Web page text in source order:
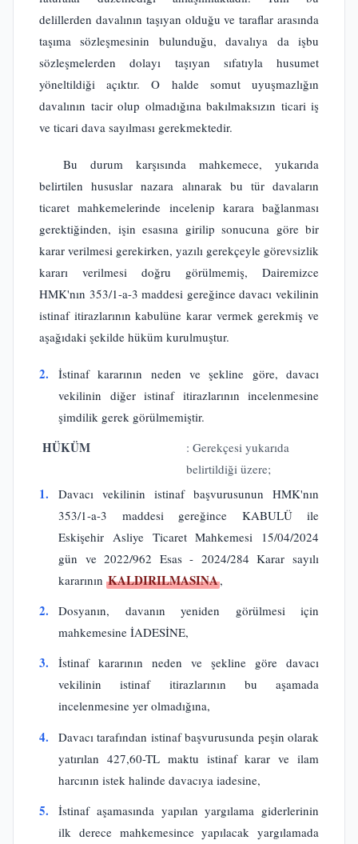
delillerden davalının taşıyan olduğu ve taraflar arasında
taşıma sözleşmesinin bulunduğu, davalıya da işbu
sözleşmelerden dolayı taşıyan sıfatıyla husumet
yöneltildiği açıktır. O halde somut uyuşmazlığın
davalının tacir olup olmadığına bakılmaksızın ticari iş
ve ticari dava sayılması gerekmektedir.
Bu durum karşısında mahkemece, yukarıda
belirtilen hususlar nazara alınarak bu tür davaların
ticaret mahkemelerinde incelenip karara bağlanması
gerektiğinden, işin esasına girilip sonucuna göre bir
karar verilmesi gerekirken, yazılı gerekçeyle görevsizlik
kararı verilmesi doğru görülmemiş, Dairemizce
HMK'nın 353/1-a-3 maddesi gereğince davacı vekilinin
istinaf itirazlarının kabulüne karar vermek gerekmiş ve
aşağıdaki şekilde hüküm kurulmuştur.
2.
İstinaf kararının neden ve şekline göre, davacı
vekilinin diğer istinaf itirazlarının incelenmesine
şimdilik gerek görülmemiştir.
HÜKÜM
: Gerekçesi yukarıda
belirtildiği üzere;
1.
Davacı vekilinin istinaf başvurusunun HMK'nın
353/1-a-3 maddesi gereğince KABULÜ ile
Eskişehir Asliye Ticaret Mahkemesi 15/04/2024
gün ve 2022/962 Esas - 2024/284 Karar sayılı
kararının KALDIRILMASINA,
2.
Dosyanın, davanın yeniden görülmesi için
mahkemesine İADESİNE,
3.
İstinaf kararının neden ve şekline göre davacı
vekilinin istinaf itirazlarının bu aşamada
incelenmesine yer olmadığına,
4.
Davacı tarafından istinaf başvurusunda peşin olarak
yatırılan 427,60-TL maktu istinaf karar ve ilam
harcının istek halinde davacıya iadesine,
5.
İstinaf aşamasında yapılan yargılama giderlerinin
ilk derece mahkemesince yapılacak yargılamada